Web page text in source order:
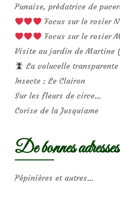
Punaise, prédatrice de
Focus sur le rosier
Focus sur le rosier
Visite au jardin de Martine
La volucelle transparente
Insecte : Le Clairon
Sur les fleurs de circe…
Corise de la Jusquiame
De bonnes
Pépinières et autres…